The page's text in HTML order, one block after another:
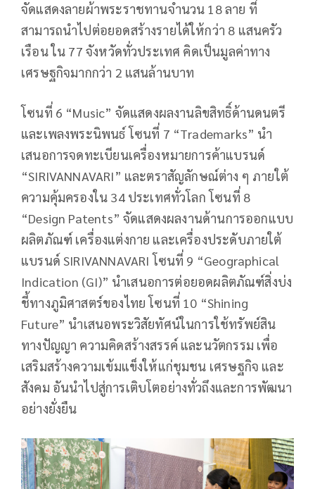
จัดแสดงลายผ้าพระราชทานจำนวน 18 ลาย ที่
สามารถนำไปต่อยอดสร้างรายได้ให้กว่า 8 แสนครัว
เรือน ใน 77 จังหวัดทั่วประเทศ คิดเป็นมูลค่าทาง
เศรษฐกิจมากกว่า 2 แสนล้านบาท
โซนที่ 6 “Music” จัดแสดงผลงานลิขสิทธิ์ด้านดนตรี
และเพลงพระนิพนธ์ โซนที่ 7 “Trademarks” นำ
เสนอการจดทะเบียนเครื่องหมายการค้าแบรนด์
“SIRIVANNAVARI” และตราสัญลักษณ์ต่าง ๆ ภายใต้
ความคุ้มครองใน 34 ประเทศทั่วโลก โซนที่ 8
“Design Patents” จัดแสดงผลงานด้านการออกแบบ
ผลิตภัณฑ์ เครื่องแต่งกาย และเครื่องประดับภายใต้
แบรนด์ SIRIVANNAVARI โซนที่ 9 “Geographical
Indication (GI)” นำเสนอการต่อยอดผลิตภัณฑ์สิ่งบ่ง
ชี้ทางภูมิศาสตร์ของไทย โซนที่ 10 “Shining
Future” นำเสนอพระวิสัยทัศน์ในการใช้ทรัพย์สิน
ทางปัญญา ความคิดสร้างสรรค์ และนวัตกรรม เพื่อ
เสริมสร้างความเข้มแข็งให้แก่ชุมชน เศรษฐกิจ และ
สังคม อันนำไปสู่การเติบโตอย่างทั่วถึงและการพัฒนา
อย่างยั่งยืน